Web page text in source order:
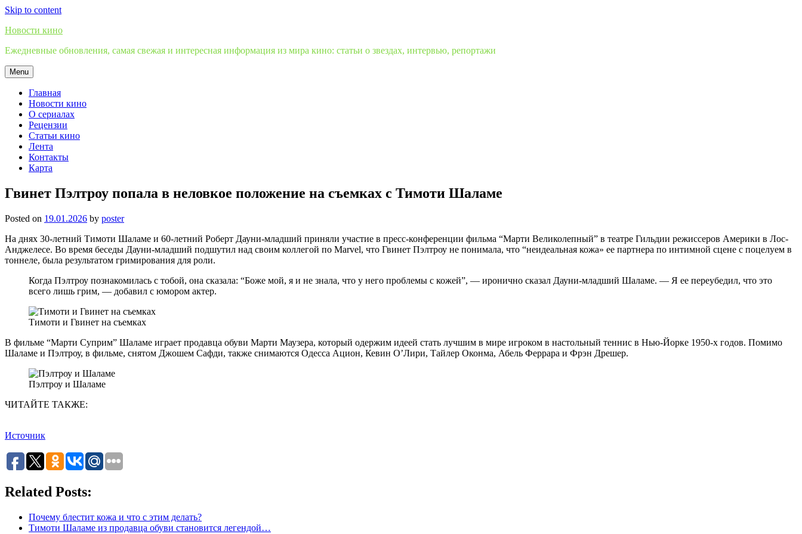
Skip to content
Новости кино
Ежедневные обновления, самая свежая и интересная информация из мира кино: статьи о звездах, интервью, репортажи
Menu
Главная
Новости кино
О сериалах
Рецензии
Статьи кино
Лента
Контакты
Карта
Гвинет Пэлтроу попала в неловкое положение на съемках с Тимоти Шаламе
Posted on 19.01.2026 by poster
На днях 30-летний Тимоти Шаламе и 60-летний Роберт Дауни-младший приняли участие в пресс-конференции фильма “Марти Великолепный” в театре Гильдии режиссеров Америки в Лос-
Анджелесе. Во время беседы Дауни-младший подшутил над своим коллегой по Marvel, что Гвинет Пэлтроу не понимала, что “неидеальная кожа» ее партнера по интимной сцене с поцелуем в
тоннеле, была результатом гримирования для роли.
Когда Пэлтроу познакомилась с тобой, она сказала: “Боже мой, я и не знала, что у него проблемы с кожей”, — иронично сказал Дауни-младший Шаламе. — Я ее переубедил, что это
всего лишь грим, — добавил с юмором актер.
Тимоти и Гвинет на съемках
В фильме “Марти Суприм” Шаламе играет продавца обуви Марти Маузера, который одержим идеей стать лучшим в мире игроком в настольный теннис в Нью-Йорке 1950-х годов. Помимо
Шаламе и Пэлтроу, в фильме, снятом Джошем Сафди, также снимаются Одесса Ацион, Кевин О’Лири, Тайлер Оконма, Абель Феррара и Фрэн Дрешер.
Пэлтроу и Шаламе
ЧИТАЙТЕ ТАКЖЕ:
Источник
Related Posts:
Почему блестит кожа и что с этим делать?
Тимоти Шаламе из продавца обуви становится легендой…